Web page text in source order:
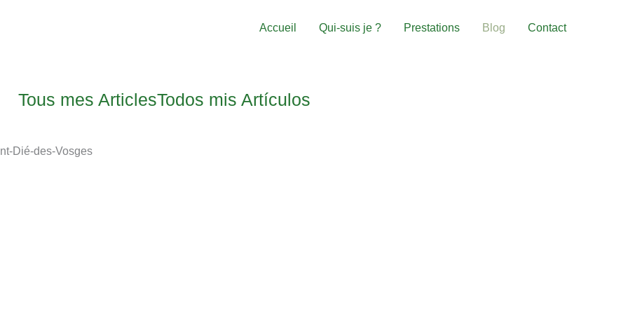
Accueil Qui-suis je ? Prestations Blog Contact
Tous mes ArticlesTodos mis Artículos